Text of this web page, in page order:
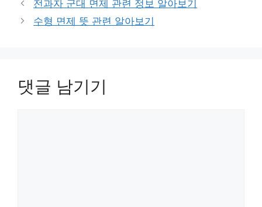
리
전과자 군대 면제 관련 정보 알아보기
수형 면제 뜻 관련 알아보기
댓글 남기기